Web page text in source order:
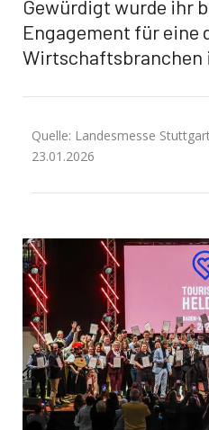
Gewürdigt wurde ihr
Engagement für eine
Wirtschaftsbranchen
Quelle: Landesmesse
23.01.2026